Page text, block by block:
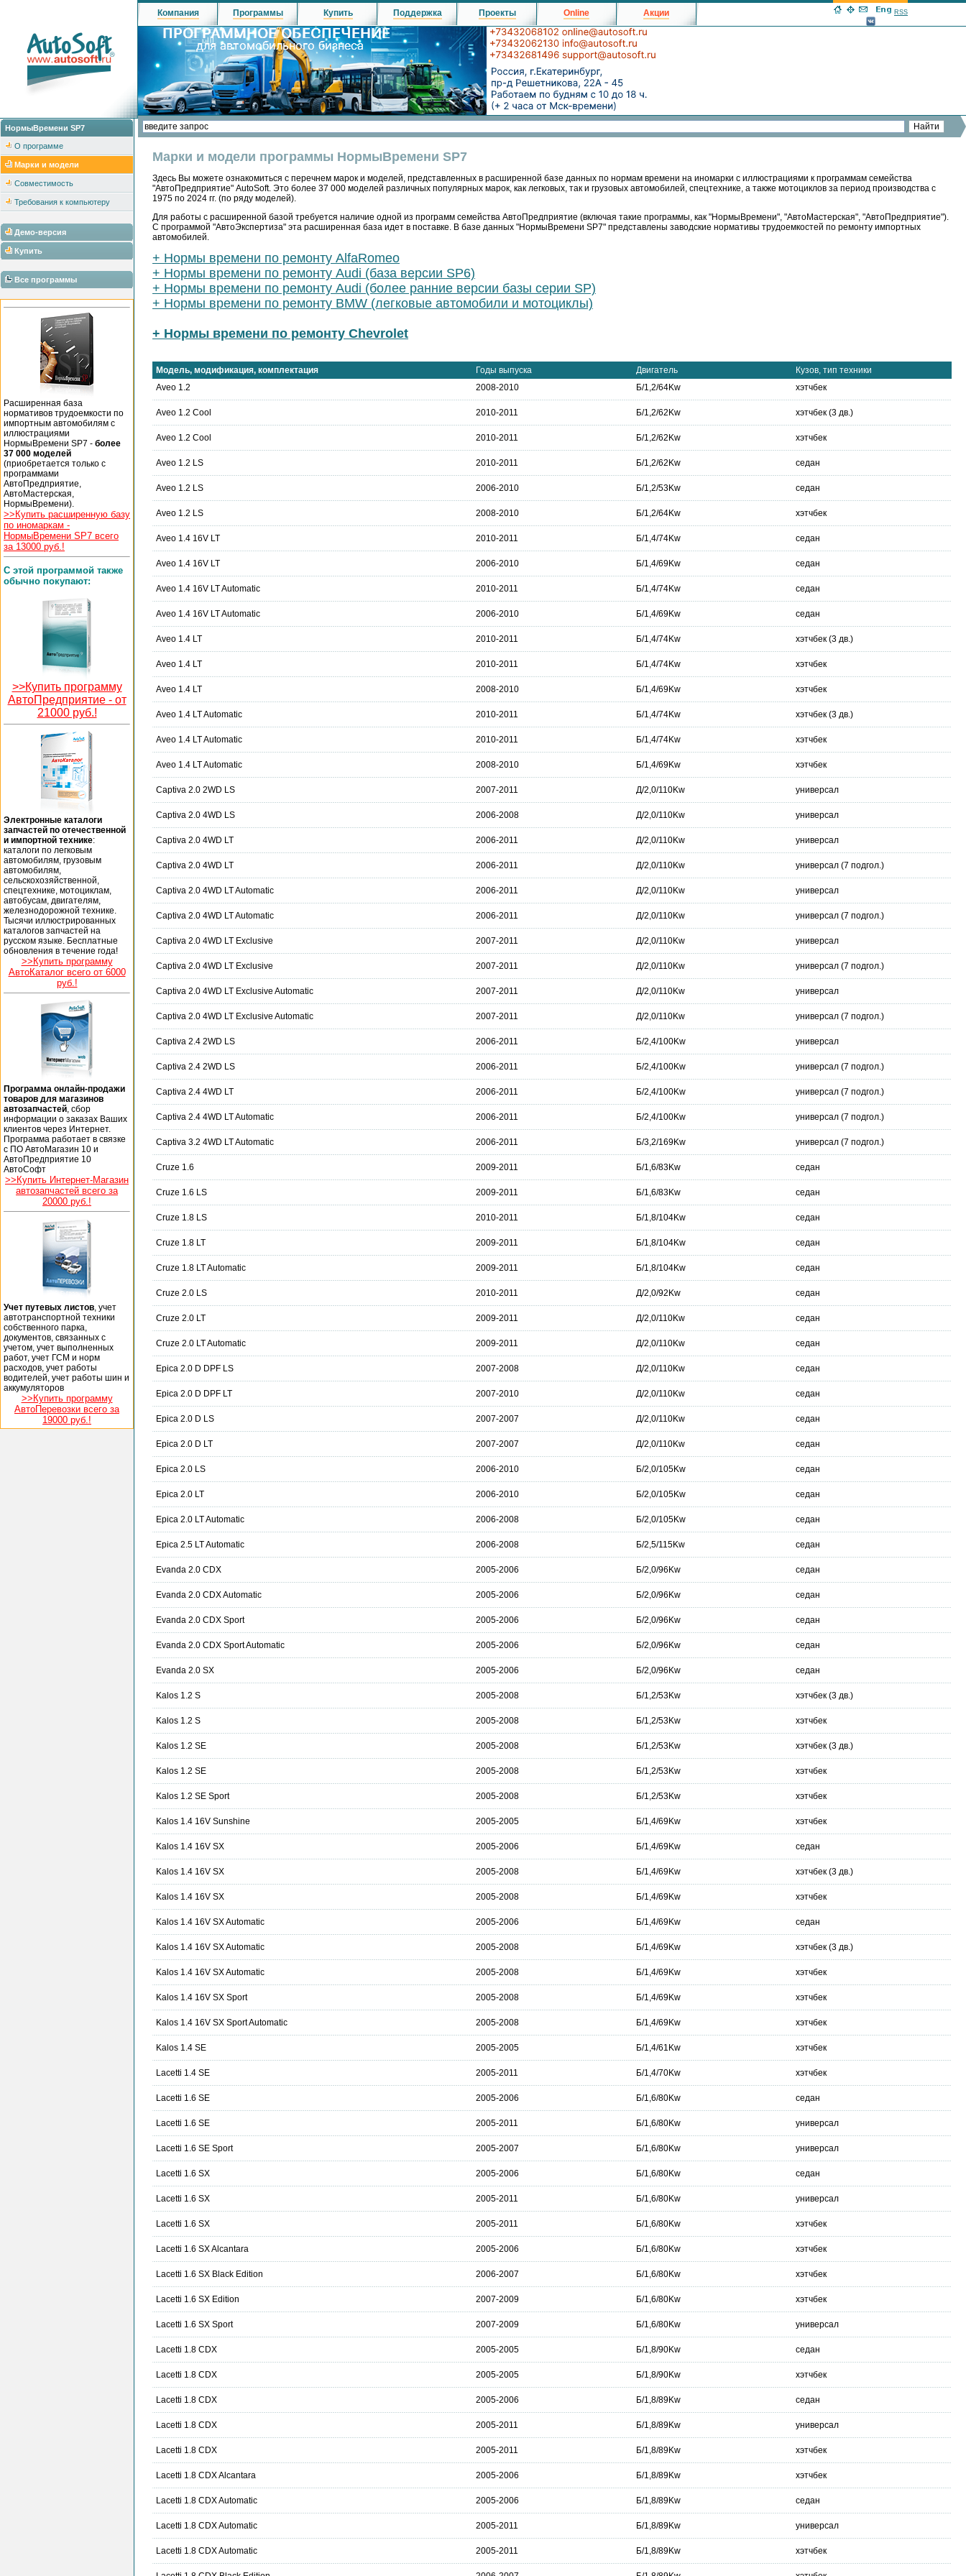
НормыВремени SP7
О программе
Марки и модели
Совместимость
Требования к компьютеру
Демо-версия
Купить
Все программы
Расширенная база
нормативов трудоемкости по
импортным автомобилям с
иллюстрациями
НормыВремени SP7 - более
37 000 моделей
(приобретается только с
программами
АвтоПредприятие,
АвтоМастерская,
НормыВремени).
>>Купить расширенную базу
по иномаркам -
НормыВремени SP7 всего
за 13000 руб.!
С этой программой также
обычно покупают:
>>Купить программу
АвтоПредприятие - от
21000 руб.!
Электронные каталоги
запчастей по отечественной
и импортной технике:
каталоги по легковым
автомобилям, грузовым
автомобилям,
сельскохозяйственной,
спецтехнике, мотоциклам,
автобусам, двигателям,
железнодорожной технике.
Тысячи иллюстрированных
каталогов запчастей на
русском языке. Бесплатные
обновления в течение года!
>>Купить программу
АвтоКаталог всего от 6000
руб.!
Программа онлайн-продажи
товаров для магазинов
автозапчастей , сбор
информации о заказах Ваших
клиентов через Интернет.
Программа работает в связке
с ПО АвтоМагазин 10 и
АвтоПредприятие 10
АвтоСофт
>>Купить Интернет-Магазин
автозапчастей всего за
20000 руб.!
Учет путевых листов , учет
автотранспортной техники
собственного парка,
документов, связанных с
учетом, учет выполненных
работ, учет ГСМ и норм
расходов, учет работы
водителей, учет работы шин и
аккумуляторов
>>Купить программу
АвтоПеревозки всего за
19000 руб.!
Компания Программы Купить Поддержка Проекты Online Акции RSS
Марки и модели программы НормыВремени SP7
Здесь Вы можете ознакомиться с перечнем марок и моделей, представленных в расширенной базе данных по нормам времени на иномарки с иллюстрациями к программам семейства
"АвтоПредприятие" AutoSoft. Это более 37 000 моделей различных популярных марок, как легковых, так и грузовых автомобилей, спецтехнике, а также мотоциклов за период производства с
1975 по 2024 гг. (по ряду моделей).
Для работы с расширенной базой требуется наличие одной из программ семейства АвтоПредприятие (включая такие программы, как "НормыВремени", "АвтоМастерская", "АвтоПредприятие").
С программой "АвтоЭкспертиза" эта расширенная база идет в поставке. В базе данных "НормыВремени SP7" представлены заводские нормативы трудоемкостей по ремонту импортных
автомобилей.
+ Нормы времени по ремонту AlfaRomeo
+ Нормы времени по ремонту Audi (база версии SP6)
+ Нормы времени по ремонту Audi (более ранние версии базы серии SP)
+ Нормы времени по ремонту BMW (легковые автомобили и мотоциклы)
+ Нормы времени по ремонту Chevrolet
Модель, модификация, комплектация Годы выпуска Двигатель
Кузов, тип техники
Aveo 1.2
2008-2010 Б/1,2/64Kw хэтчбек
Aveo 1.2 Cool 2010-2011 Б/1,2/62Kw хэтчбек (3 дв.)
Aveo 1.2 Cool 2010-2011 Б/1,2/62Kw хэтчбек
Aveo 1.2 LS 2010-2011 Б/1,2/62Kw седан
Aveo 1.2 LS 2006-2010 Б/1,2/53Kw седан
Aveo 1.2 LS 2008-2010 Б/1,2/64Kw хэтчбек
Aveo 1.4 16V LT 2010-2011 Б/1,4/74Kw седан
Aveo 1.4 16V LT 2006-2010 Б/1,4/69Kw седан
Aveo 1.4 16V LT Automatic 2010-2011 Б/1,4/74Kw седан
Aveo 1.4 16V LT Automatic 2006-2010 Б/1,4/69Kw седан
Aveo 1.4 LT 2010-2011 Б/1,4/74Kw хэтчбек (3 дв.)
Aveo 1.4 LT 2010-2011 Б/1,4/74Kw хэтчбек
Aveo 1.4 LT 2008-2010 Б/1,4/69Kw хэтчбек
Aveo 1.4 LT Automatic 2010-2011 Б/1,4/74Kw хэтчбек (3 дв.)
Aveo 1.4 LT Automatic 2010-2011 Б/1,4/74Kw хэтчбек
Aveo 1.4 LT Automatic 2008-2010 Б/1,4/69Kw хэтчбек
Captiva 2.0 2WD LS 2007-2011 Д/2,0/110Kw универсал
Captiva 2.0 4WD LS 2006-2008 Д/2,0/110Kw универсал
Captiva 2.0 4WD LT 2006-2011 Д/2,0/110Kw универсал
Captiva 2.0 4WD LT 2006-2011 Д/2,0/110Kw универсал (7 подгол.)
Captiva 2.0 4WD LT Automatic 2006-2011 Д/2,0/110Kw универсал
Captiva 2.0 4WD LT Automatic 2006-2011 Д/2,0/110Kw универсал (7 подгол.)
Captiva 2.0 4WD LT Exclusive 2007-2011 Д/2,0/110Kw универсал
Captiva 2.0 4WD LT Exclusive 2007-2011 Д/2,0/110Kw универсал (7 подгол.)
Captiva 2.0 4WD LT Exclusive Automatic 2007-2011 Д/2,0/110Kw универсал
Captiva 2.0 4WD LT Exclusive Automatic 2007-2011 Д/2,0/110Kw универсал (7 подгол.)
Captiva 2.4 2WD LS 2006-2011 Б/2,4/100Kw универсал
Captiva 2.4 2WD LS 2006-2011 Б/2,4/100Kw универсал (7 подгол.)
Captiva 2.4 4WD LT 2006-2011 Б/2,4/100Kw универсал (7 подгол.)
Captiva 2.4 4WD LT Automatic 2006-2011 Б/2,4/100Kw универсал (7 подгол.)
Captiva 3.2 4WD LT Automatic 2006-2011 Б/3,2/169Kw универсал (7 подгол.)
Cruze 1.6 2009-2011 Б/1,6/83Kw седан
Cruze 1.6 LS 2009-2011 Б/1,6/83Kw седан
Cruze 1.8 LS 2010-2011 Б/1,8/104Kw седан
Cruze 1.8 LT 2009-2011 Б/1,8/104Kw седан
Cruze 1.8 LT Automatic 2009-2011 Б/1,8/104Kw седан
Cruze 2.0 LS 2010-2011 Д/2,0/92Kw седан
Cruze 2.0 LT 2009-2011 Д/2,0/110Kw седан
Cruze 2.0 LT Automatic 2009-2011 Д/2,0/110Kw седан
Epica 2.0 D DPF LS 2007-2008 Д/2,0/110Kw седан
Epica 2.0 D DPF LT 2007-2010 Д/2,0/110Kw седан
Epica 2.0 D LS 2007-2007 Д/2,0/110Kw седан
Epica 2.0 D LT 2007-2007 Д/2,0/110Kw седан
Epica 2.0 LS 2006-2010 Б/2,0/105Kw седан
Epica 2.0 LT 2006-2010 Б/2,0/105Kw седан
Epica 2.0 LT Automatic 2006-2008 Б/2,0/105Kw седан
Epica 2.5 LT Automatic 2006-2008 Б/2,5/115Kw седан
Evanda 2.0 CDX 2005-2006 Б/2,0/96Kw седан
Evanda 2.0 CDX Automatic 2005-2006 Б/2,0/96Kw седан
Evanda 2.0 CDX Sport 2005-2006 Б/2,0/96Kw седан
Evanda 2.0 CDX Sport Automatic 2005-2006 Б/2,0/96Kw седан
Evanda 2.0 SX 2005-2006 Б/2,0/96Kw седан
Kalos 1.2 S 2005-2008 Б/1,2/53Kw хэтчбек (3 дв.)
Kalos 1.2 S 2005-2008 Б/1,2/53Kw хэтчбек
Kalos 1.2 SE 2005-2008 Б/1,2/53Kw хэтчбек (3 дв.)
Kalos 1.2 SE 2005-2008 Б/1,2/53Kw хэтчбек
Kalos 1.2 SE Sport 2005-2008 Б/1,2/53Kw хэтчбек
Kalos 1.4 16V Sunshine 2005-2005 Б/1,4/69Kw хэтчбек
Kalos 1.4 16V SX 2005-2006 Б/1,4/69Kw седан
Kalos 1.4 16V SX 2005-2008 Б/1,4/69Kw хэтчбек (3 дв.)
Kalos 1.4 16V SX 2005-2008 Б/1,4/69Kw хэтчбек
Kalos 1.4 16V SX Automatic 2005-2006 Б/1,4/69Kw седан
Kalos 1.4 16V SX Automatic 2005-2008 Б/1,4/69Kw хэтчбек (3 дв.)
Kalos 1.4 16V SX Automatic 2005-2008 Б/1,4/69Kw хэтчбек
Kalos 1.4 16V SX Sport 2005-2008 Б/1,4/69Kw хэтчбек
Kalos 1.4 16V SX Sport Automatic 2005-2008 Б/1,4/69Kw хэтчбек
Kalos 1.4 SE 2005-2005 Б/1,4/61Kw хэтчбек
Lacetti 1.4 SE 2005-2011 Б/1,4/70Kw хэтчбек
Lacetti 1.6 SE 2005-2006 Б/1,6/80Kw седан
Lacetti 1.6 SE 2005-2011 Б/1,6/80Kw универсал
Lacetti 1.6 SE Sport 2005-2007 Б/1,6/80Kw универсал
Lacetti 1.6 SX 2005-2006 Б/1,6/80Kw седан
Lacetti 1.6 SX 2005-2011 Б/1,6/80Kw универсал
Lacetti 1.6 SX 2005-2011 Б/1,6/80Kw хэтчбек
Lacetti 1.6 SX Alcantara 2005-2006 Б/1,6/80Kw хэтчбек
Lacetti 1.6 SX Black Edition 2006-2007 Б/1,6/80Kw хэтчбек
Lacetti 1.6 SX Edition 2007-2009 Б/1,6/80Kw хэтчбек
Lacetti 1.6 SX Sport 2007-2009 Б/1,6/80Kw универсал
Lacetti 1.8 CDX 2005-2005 Б/1,8/90Kw седан
Lacetti 1.8 CDX 2005-2005 Б/1,8/90Kw хэтчбек
Lacetti 1.8 CDX 2005-2006 Б/1,8/89Kw седан
Lacetti 1.8 CDX 2005-2011 Б/1,8/89Kw универсал
Lacetti 1.8 CDX 2005-2011 Б/1,8/89Kw хэтчбек
Lacetti 1.8 CDX Alcantara 2005-2006 Б/1,8/89Kw хэтчбек
Lacetti 1.8 CDX Automatic 2005-2006 Б/1,8/89Kw седан
Lacetti 1.8 CDX Automatic 2005-2011 Б/1,8/89Kw универсал
Lacetti 1.8 CDX Automatic 2005-2011 Б/1,8/89Kw хэтчбек